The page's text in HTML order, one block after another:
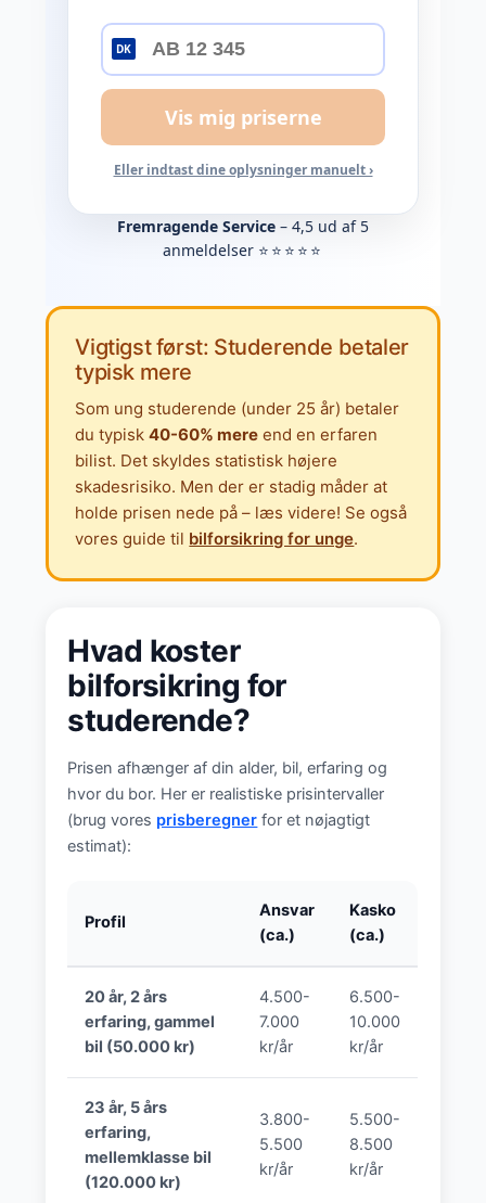
DK
Vis mig priserne
Eller indtast dine oplysninger manuelt ›
Fremragende Service – 4,5 ud af 5
anmeldelser ⭐⭐⭐⭐⭐
Vigtigst først: Studerende betaler
typisk mere
Som ung studerende (under 25 år) betaler
du typisk40-60% mere end en erfaren
bilist. Det skyldes statistisk højere
skadesrisiko. Men der er stadig måder at
holde prisen nede på – læs videre! Se også
vores guide til bilforsikring for unge.
Hvad koster
bilforsikring for
studerende?
Prisen afhænger af din alder, bil, erfaring og
hvor du bor. Her er realistiske prisintervaller
(brug vores prisberegner for et nøjagtigt
estimat):
Profil
Ansvar
(ca.)
Kasko
(ca.)
20 år, 2 års
erfaring, gammel
bil (50.000 kr)
4.500-
7.000
kr/år
6.500-
10.000
kr/år
23 år, 5 års
erfaring,
mellemklasse bil
(120.000 kr)
3.800-
5.500
kr/år
5.500-
8.500
kr/år